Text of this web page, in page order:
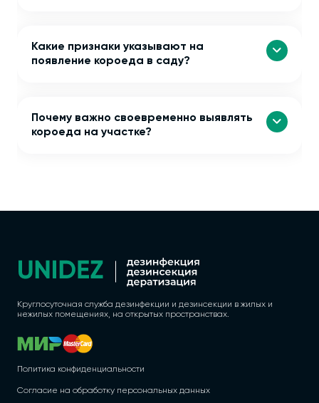
Какие признаки указывают на
появление короеда в саду?
Почему важно своевременно выявлять
короеда на участке?
Круглосуточная служба дезинфекции и дезинсекции в жилых и
нежилых помещениях, на открытых пространствах.
Политика конфиденциальности
Согласие на обработку персональных данных